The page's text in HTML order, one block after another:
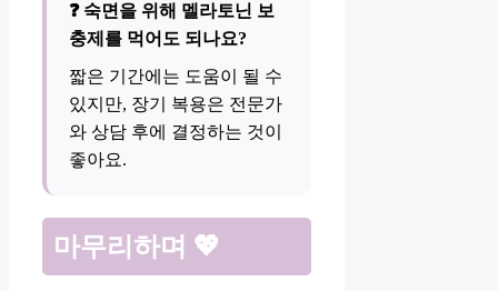
❓ 숙면을 위해 멜라토닌 보
충제를 먹어도 되나요?
짧은 기간에는 도움이 될 수
있지만, 장기 복용은 전문가
와 상담 후에 결정하는 것이
좋아요.
마무리하며 💖